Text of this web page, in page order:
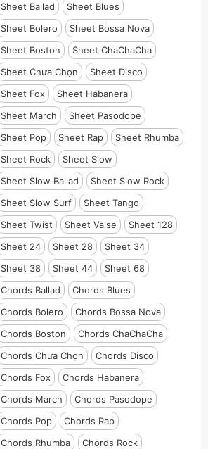
Sheet Ballad
Sheet Blues
Sheet Bolero
Sheet Bossa Nova
Sheet Boston
Sheet ChaChaCha
Sheet Chưa Chọn
Sheet Disco
Sheet Fox
Sheet Habanera
Sheet March
Sheet Pasodope
Sheet Pop
Sheet Rap
Sheet Rhumba
Sheet Rock
Sheet Slow
Sheet Slow Ballad
Sheet Slow Rock
Sheet Slow Surf
Sheet Tango
Sheet Twist
Sheet Valse
Sheet 128
Sheet 24
Sheet 28
Sheet 34
Sheet 38
Sheet 44
Sheet 68
Chords Ballad
Chords Blues
Chords Bolero
Chords Bossa Nova
Chords Boston
Chords ChaChaCha
Chords Chưa Chọn
Chords Disco
Chords Fox
Chords Habanera
Chords March
Chords Pasodope
Chords Pop
Chords Rap
Chords Rhumba
Chords Rock